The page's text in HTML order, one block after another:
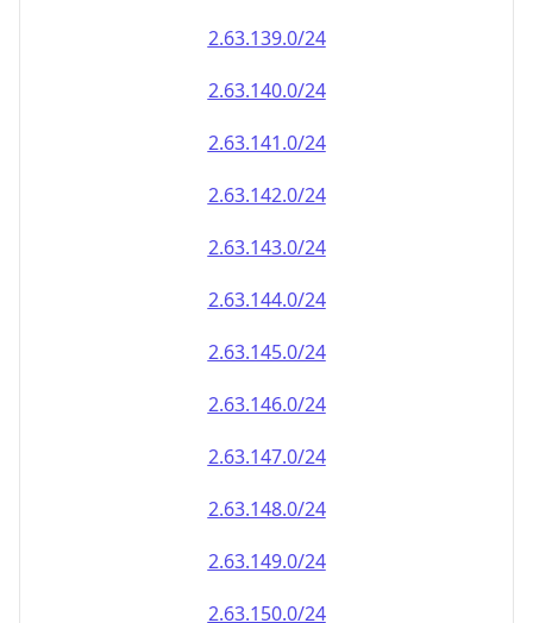
2.63.139.0/24
2.63.140.0/24
2.63.141.0/24
2.63.142.0/24
2.63.143.0/24
2.63.144.0/24
2.63.145.0/24
2.63.146.0/24
2.63.147.0/24
2.63.148.0/24
2.63.149.0/24
2.63.150.0/24